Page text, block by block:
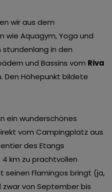
wir aus dem
wie Aquagym, Yoga und
stundenlang in den
und Bassins vom Riva
Den Höhepunkt bildete
ein wunderschönes
vom Campingplatz aus
des Etangs
km zu prachtvollen
seinen Flamingos bringt (ja,
von September bis